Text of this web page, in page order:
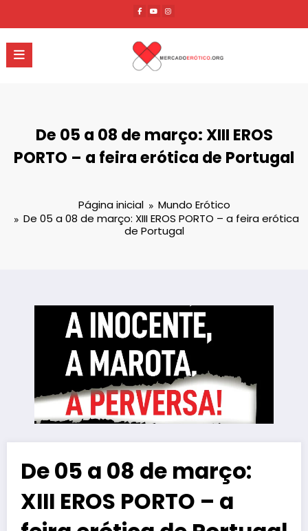
o
conteúdo
De 05 a 08 de março: XIII EROS
PORTO – a feira erótica de Portugal
Página inicial
Mundo Erótico
De 05 a 08 de março: XIII EROS PORTO – a feira erótica
de Portugal
De 05 a 08 de março:
XIII EROS PORTO – a